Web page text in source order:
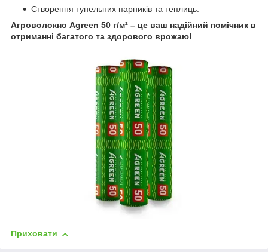
Створення тунельних парників та теплиць.
Агроволокно Agreen 50 г/м² – це ваш надійний помічник в
отриманні багатого та здорового врожаю!
Приховати